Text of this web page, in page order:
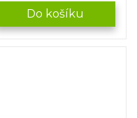
Do košíku